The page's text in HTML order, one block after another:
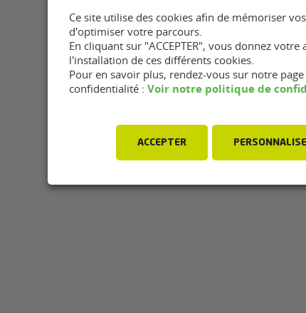
Ce site utilise des cookies afin de mémoriser
d'optimiser votre parcours.
En cliquant sur "ACCEPTER", vous donnez votre
l'installation de ces différents cookies.
Pour en savoir plus, rendez-vous sur notre
confidentialité : Voir notre politique de
ACCEPTER